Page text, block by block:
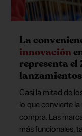
La
innovación
representa el
lanzamientos
Casi la mitad de
lo que convierte
compra. Las
más funcionales,